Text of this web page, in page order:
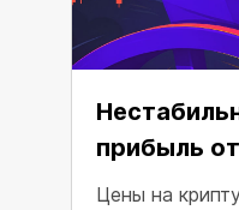
прибыль
Цены на